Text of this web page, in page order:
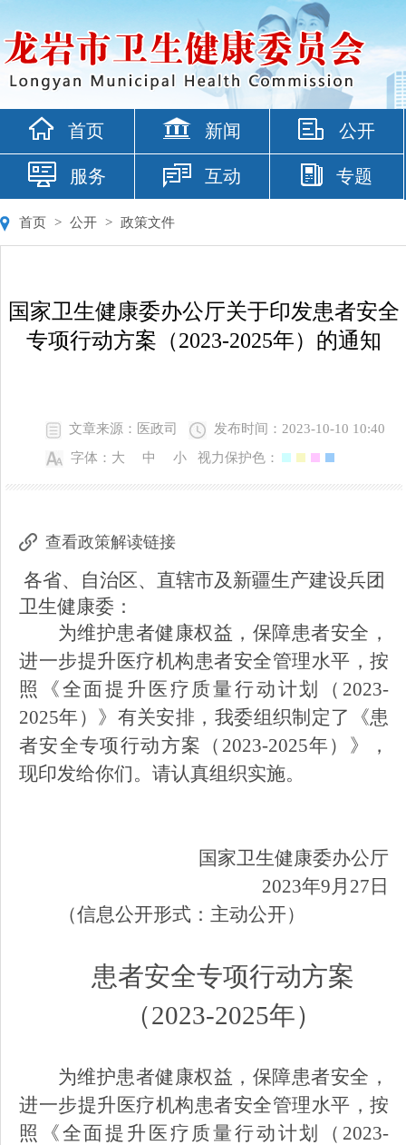
首页 新闻 公开
服务 互动 专题
首页 > 公开 > 政策文件
国家卫生健康委办公厅关于印发患者安全
专项行动方案（2023-2025年）的通知
文章来源：医政司
发布时间：2023-10-10 10:40
字体： 大 中 小 视力保护色：
查看政策解读链接
各省、自治区、直辖市及新疆生产建设兵团
卫生健康委：
为维护患者健康权益，保障患者安全，
进一步提升医疗机构患者安全管理水平，按
照《全面提升医疗质量行动计划（ 2023-
2025年）》有关安排，我委组织制定了《患
者安全专项行动方案（2023-2025年）》，
现印发给你们。请认真组织实施。
国家卫生健康委办公厅
2023年9月 27 日
（信息公开形式：主动公开）
患者安全专项行动方案
（2023-2025年）
为维护患者健康权益，保障患者安全，
进一步提升医疗机构患者安全管理水平，按
照《全面提升医疗质量行动计划（ 2023-